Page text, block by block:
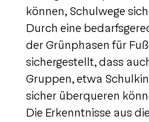
können, Schulwege
Durch eine
der Grünphasen für
sichergestellt, dass
Gruppen, etwa
sicher überqueren
Die Erkenntnisse aus